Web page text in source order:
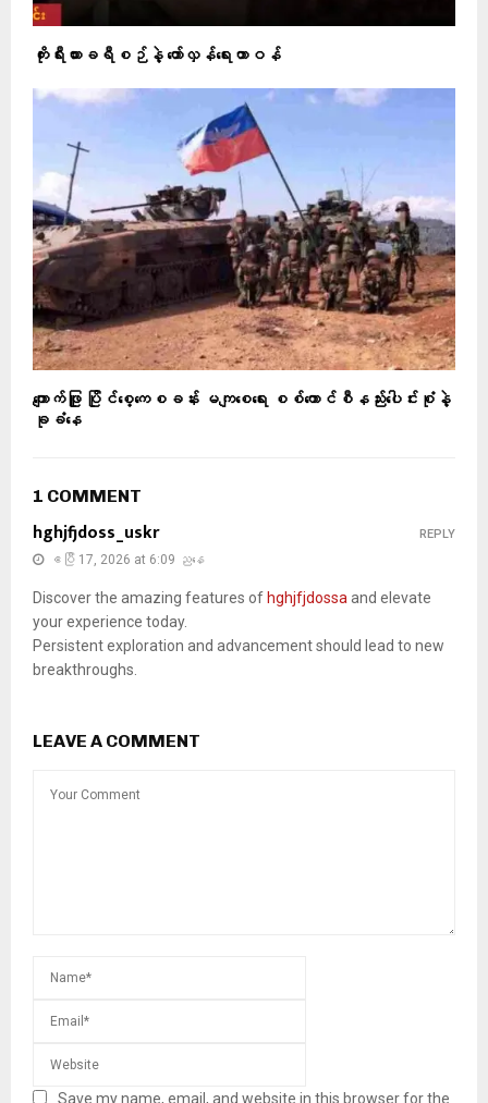
ကိုးရီးယားခရီစဉ်နဲ့ တော်လှန်ရေးတာဝန်
ကျောက်ဖြူ ပြိုင်စေ့ကေစခန်း မကျစေရေး စစ်ကောင်စီနည်းပေါင်းစုံနဲ့
ခုခံနေ
1 COMMENT
hghjfjdoss_uskr
ဧပြီ 17, 2026 at 6:09 ညနေ
Discover the amazing features of hghjfjdossa and elevate
your experience today.
Persistent exploration and advancement should lead to new
breakthroughs.
REPLY
LEAVE A COMMENT
Save my name, email, and website in this browser for the